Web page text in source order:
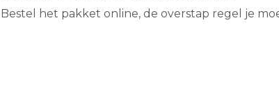
Bestel het pakket online, de overstap regel je